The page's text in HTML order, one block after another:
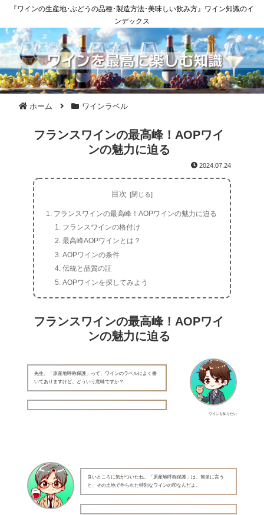
『ワインの生産地･ぶどうの品種･製造方法･美味しい飲み方』ワイン知識のイ
ンデックス
ホーム ワインラベル
フランスワインの最高峰！AOPワイ
ンの魅力に迫る
2024.07.24
目次
フランスワインの最高峰！AOPワインの魅力に迫る
フランスワインの格付け
最高峰AOPワインとは？
AOPワインの条件
伝統と品質の証
AOPワインを探してみよう
フランスワインの最高峰！AOPワイ
ンの魅力に迫る
ワインを知りたい
先生、「原産地呼称保護」って、ワインのラベルによく書
いてありますけど、どういう意味ですか？
良いところに気がついたね。「原産地呼称保護」は、簡単に言う
と、その土地で作られた特別なワインの印なんだよ。